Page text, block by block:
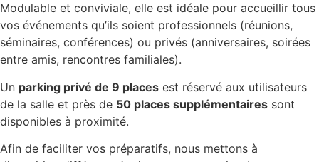
Modulable et conviviale, elle est idéale pour accueillir tous
vos événements qu’ils soient professionnels (réunions,
séminaires, conférences) ou privés (anniversaires, soirées
entre amis, rencontres familiales).
Un parking privé de 9 places est réservé aux utilisateurs
de la salle et près de 50 places supplémentaires sont
disponibles à proximité.
Afin de faciliter vos préparatifs, nous mettons à